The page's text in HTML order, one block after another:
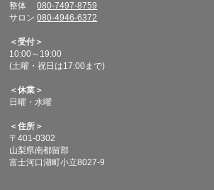
整体080-7497-8759
サロン080-4946-6372
＜受付＞
10:00～19:00
(土曜・祝日は17:00まで)
＜休業＞
日曜・水曜
＜住所＞
〒401-0302
山梨県南都留郡
富士河口湖町小立8027-9